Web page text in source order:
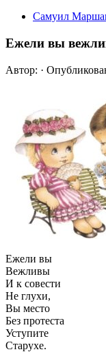
Самуил
Ежели вы
Автор: ·
Ежели вы
Вежливы
И к совести
Не глухи,
Вы место
Без протеста
Уступите
Старухе.